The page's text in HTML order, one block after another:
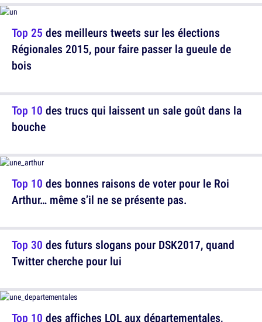
Top 10 des trucs qui laissent un sale goût dans la
bouche
Top 30 des futurs slogans pour DSK2017, quand
Twitter cherche pour lui
Top 25 des meilleurs tweets sur les élections
Régionales 2015, pour faire passer la gueule de
bois
Top 10 des bonnes raisons de voter pour le Roi
Arthur… même s’il ne se présente pas.
Top 10 des affiches LOL aux départementales,